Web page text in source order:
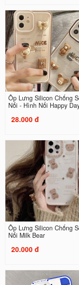
Ốp Lưng Silicon Chống
Nổi - Hình Nổi Happy
28.000 đ
Ốp Lưng Silicon Chống
Nổi Milk Bear
20.000 đ